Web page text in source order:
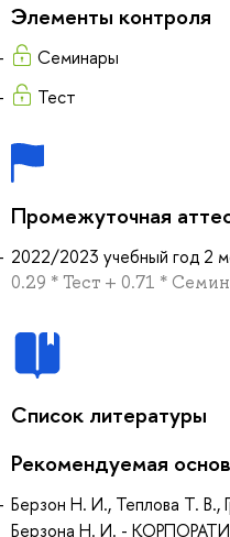
Элементы контроля
Семинары
Тест
Промежуточная
2022/2023 учебный год 2
0.29 * Тест + 0.71 *
Список литературы
Рекомендуемая
Берзон Н. И., Теплова Т. В.,
Берзона Н. И. -